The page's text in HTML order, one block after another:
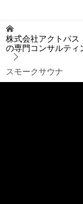
株式会社アクトパス
の専門コンサルティ
スモークサウナ